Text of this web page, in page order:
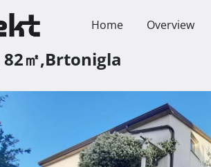
Home Overview
82㎡,Brtonigla